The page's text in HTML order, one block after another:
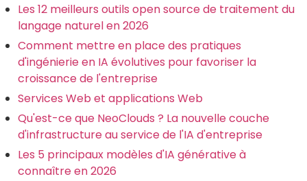
Les 12 meilleurs outils open source de traitement du
langage naturel en 2026
Comment mettre en place des pratiques
d'ingénierie en IA évolutives pour favoriser la
croissance de l'entreprise
Services Web et applications Web
Qu'est-ce que NeoClouds ? La nouvelle couche
d'infrastructure au service de l'IA d'entreprise
Les 5 principaux modèles d'IA générative à
connaître en 2026